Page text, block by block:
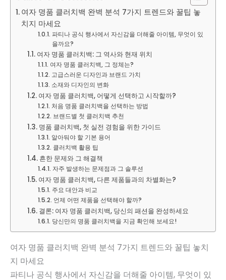
여자 명품 클러치백 완벽 분석 7가지 트렌드와 꿀팁 놓
치지 마세요
파티나 공식 행사에서 자신감을 더해줄 아이템, 무엇이 있
을까요?
여자 명품 클러치백: 그 역사와 현재 위치
여자 명품 클러치백, 그 정체는?
고급스러운 디자인과 브랜드 가치
소재와 디자인의 변화
여자 명품 클러치백, 어떻게 선택하고 시작할까?
처음 명품 클러치백을 선택하는 방법
브랜드별 첫 클러치백 추천
명품 클러치백, 첫 실전 경험을 위한 가이드
알아둬야 할 기본 용어
클러치백 활용 팁
흔한 문제와 그 해결책
자주 발생하는 문제점과 그 솔루션
여자 명품 클러치백, 다른 제품들과의 차별화는?
주요 대안과 비교
언제 어떤 제품을 선택해야 할까?
결론: 여자 명품 클러치백, 당신의 패션을 완성하세요
당신만의 명품 클러치백을 지금 확인해 보세요!
여자 명품 클러치백 완벽 분석 7가지 트렌드와 꿀팁 놓치
지 마세요
파티나 공식 행사에서 자신감을 더해줄 아이템, 무엇이 있